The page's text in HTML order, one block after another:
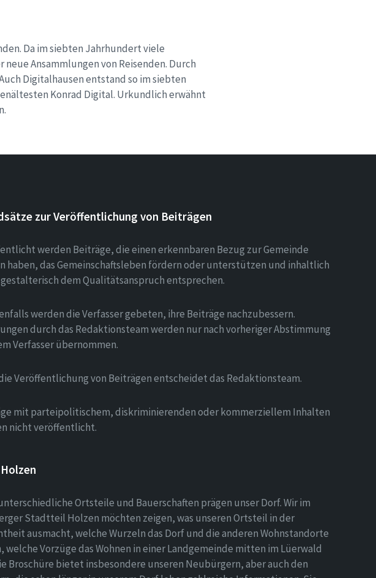
Da im siebten Jahrhundert viele
Ansammlungen von Reisenden. Durch
Digitalhausen entstand so im siebten
Konrad Digital. Urkundlich erwähnt
zur Veröffentlichung von Beiträgen
werden Beiträge, die einen erkennbaren Bezug zur Gemeinde
haben, das Gemeinschaftsleben fördern oder unterstützen und inhaltlich
dem Qualitätsanspruch entsprechen.
werden die Verfasser gebeten, ihre Beiträge nachzubessern.
durch das Redaktionsteam werden nur nach vorheriger Abstimmung
Verfasser übernommen.
Veröffentlichung von Beiträgen entscheidet das Redaktionsteam.
mit parteipolitischem, diskriminierenden oder kommerziellem Inhalten
nicht veröffentlicht.
Ortsteile und Bauerschaften prägen unser Dorf. Wir im
Stadtteil Holzen möchten zeigen, was unseren Ortsteil in der
ausmacht, welche Wurzeln das Dorf und die anderen Wohnstandorte
welche Vorzüge das Wohnen in einer Landgemeinde mitten im Lüerwald
Broschüre bietet insbesondere unseren Neubürgern, aber auch den